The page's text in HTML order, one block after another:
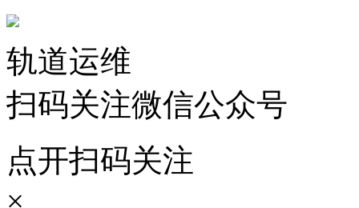
轨道运维
扫码关注微信公众号
点开扫码关注
×